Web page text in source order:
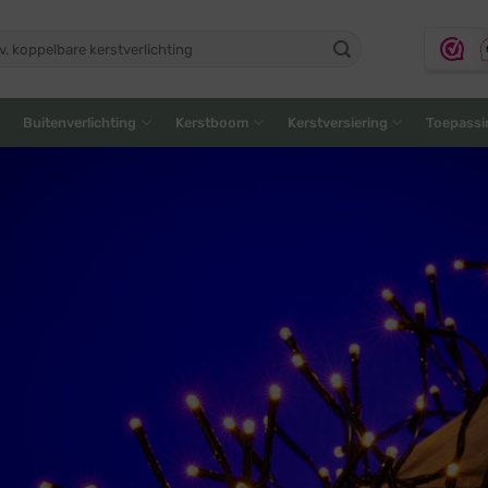
Buitenverlichting Kerstboom Kerstversiering